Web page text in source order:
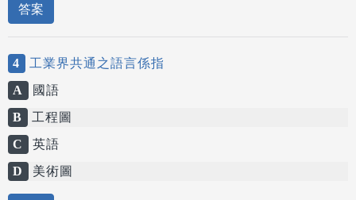
答案
4
工業界共通之語言係指
A
國語
B
工程圖
C
英語
D
美術圖